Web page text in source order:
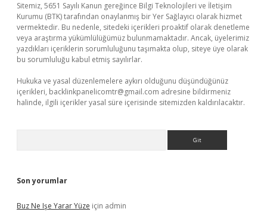
Sitemiz, 5651 Sayılı Kanun gereğince Bilgi Teknolojileri ve İletişim
Kurumu (BTK) tarafından onaylanmış bir Yer Sağlayıcı olarak hizmet
vermektedir. Bu nedenle, sitedeki içerikleri proaktif olarak denetleme
veya araştırma yükümlülüğümüz bulunmamaktadır. Ancak, üyelerimiz
yazdıkları içeriklerin sorumluluğunu taşımakta olup, siteye üye olarak
bu sorumluluğu kabul etmiş sayılırlar.
Hukuka ve yasal düzenlemelere aykırı olduğunu düşündüğünüz
içerikleri, backlinkpanelicomtr@gmail.com adresine bildirmeniz
halinde, ilgili içerikler yasal süre içerisinde sitemizden kaldırılacaktır.
Son yorumlar
Buz Ne Işe Yarar Yüze için admin